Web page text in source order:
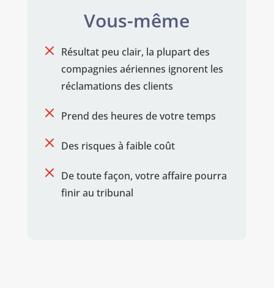
Vous-même
M Résultat peu clair, la plupart des
compagnies aériennes ignorent les
réclamations des clients
M Prend des heures de votre temps
M Des risques à faible coût
M De toute façon, votre affaire pourra
finir au tribunal